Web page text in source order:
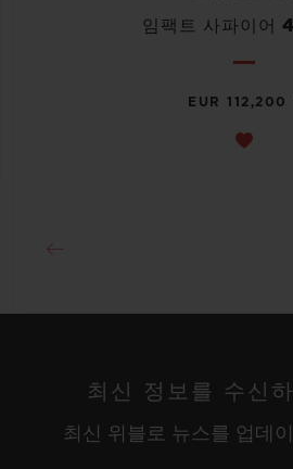
임팩트 사파이어
EUR 112,200
최신 정보를 수신
최신 위블로 뉴스를 업데